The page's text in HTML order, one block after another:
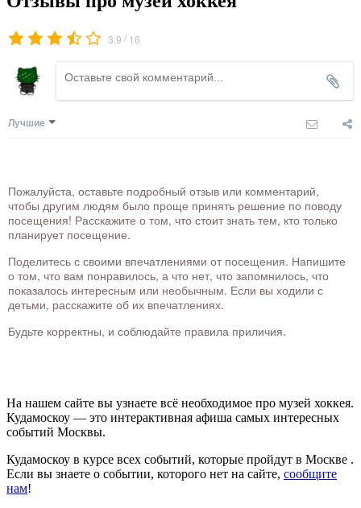
3.9 / 16
Лучшие
Пожалуйста, оставьте подробный отзыв или комментарий,
чтобы другим людям было проще принять решение по поводу
посещения! Расскажите о том, что стоит знать тем, кто только
планирует посещение.
Поделитесь с своими впечатлениями от посещения. Напишите
о том, что вам понравилось, а что нет, что запомнилось, что
показалось интересным или необычным. Если вы ходили с
детьми, расскажите об их впечатлениях.
Будьте корректны, и соблюдайте правила приличия.
На нашем сайте вы узнаете всё необходимое про музей хоккея.
Кудамоскоу — это интерактивная афиша самых интересных
событий Москвы.
Кудамоскоу в курсе всех событий, которые пройдут в Москве .
Если вы знаете о событии, которого нет на сайте, сообщите
нам!